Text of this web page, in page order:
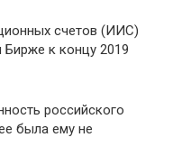
счетов (ИИС)
Бирже к концу 2019
российского
была ему не